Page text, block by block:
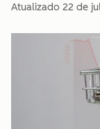
Atualizado 22 de